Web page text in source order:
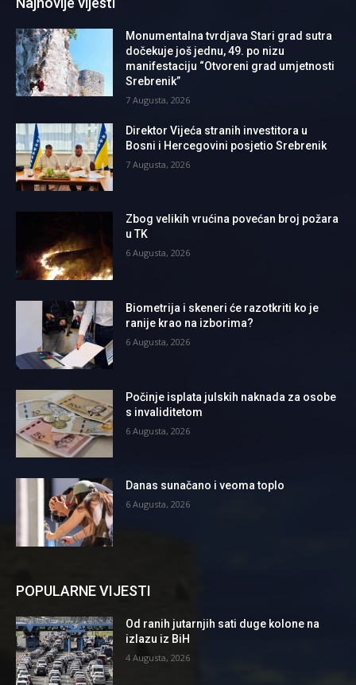
Monumentalna tvrdjava Stari grad sutra
dočekuje još jednu, 49. po nizu
manifestaciju “Otvoreni grad umjetnosti
Srebrenik”
7 Augusta, 2026
Direktor Vijeća stranih investitora u
Bosni i Hercegovini posjetio Srebrenik
7 Augusta, 2026
Zbog velikih vrućina povećan broj požara
u TK
6 Augusta, 2026
Biometrija i skeneri će razotkriti ko je
ranije krao na izborima?
6 Augusta, 2026
Počinje isplata julskih naknada za osobe
s invaliditetom
6 Augusta, 2026
Danas sunačano i veoma toplo
6 Augusta, 2026
POPULARNE VIJESTI
Od ranih jutarnjih sati duge kolone na
izlazu iz BiH
4 Augusta, 2026